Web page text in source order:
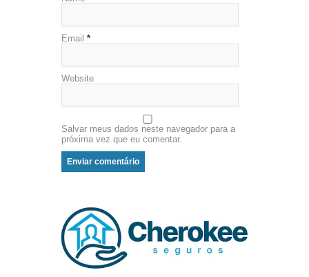
Email *
Website
Salvar meus dados neste navegador para a
próxima vez que eu comentar.